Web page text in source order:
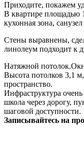
Приходите, покажем
В квартире площадью
кухонная зона,
Стены выравнены,
линолеум подходит к
Натяжной
Высота потолков 3,1
пространство.
Инфраструктура очень
школа через дорогу,
шаговой доступности.
Записывайтесь на